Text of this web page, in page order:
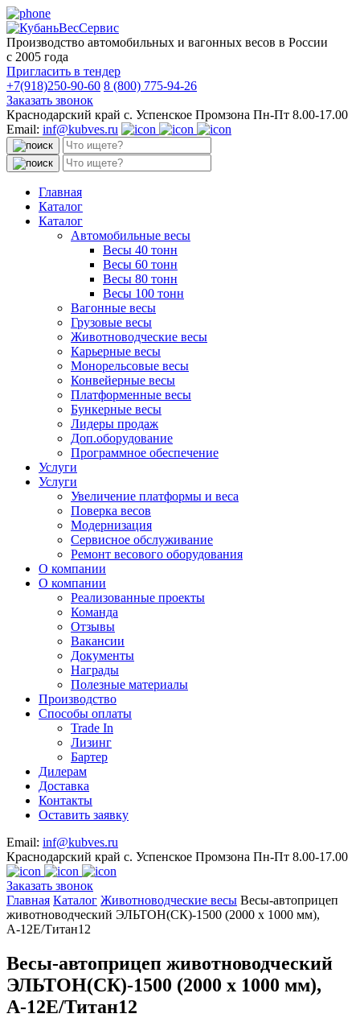
Производство автомобильных и вагонных весов в России
с 2005 года
Пригласить в тендер
+7(918)250-90-60 8 (800) 775-94-26
Заказать звонок
Краснодарский край с. Успенское Промзона Пн-Пт 8.00-17.00
Email: inf@kubves.ru
Поиск:
Поиск:
Главная
Каталог
Каталог
Автомобильные весы
Весы 40 тонн
Весы 60 тонн
Весы 80 тонн
Весы 100 тонн
Вагонные весы
Грузовые весы
Животноводческие весы
Карьерные весы
Монорельсовые весы
Конвейерные весы
Платформенные весы
Бункерные весы
Лидеры продаж
Доп.оборудование
Программное обеспечение
Услуги
Услуги
Увеличение платформы и веса
Поверка весов
Модернизация
Сервисное обслуживание
Ремонт весового оборудования
О компании
О компании
Реализованные проекты
Команда
Отзывы
Вакансии
Документы
Награды
Полезные материалы
Производство
Способы оплаты
Trade In
Лизинг
Бартер
Дилерам
Доставка
Контакты
Оставить заявку
Email: inf@kubves.ru
Краснодарский край с. Успенское Промзона Пн-Пт 8.00-17.00
Заказать звонок
Главная Каталог Животноводческие весы Весы-автоприцеп
животноводческий ЭЛЬТОН(СК)-1500 (2000 х 1000 мм),
А-12Е/Титан12
Весы-автоприцеп животноводческий
ЭЛЬТОН(СК)-1500 (2000 х 1000 мм),
А-12Е/Титан12